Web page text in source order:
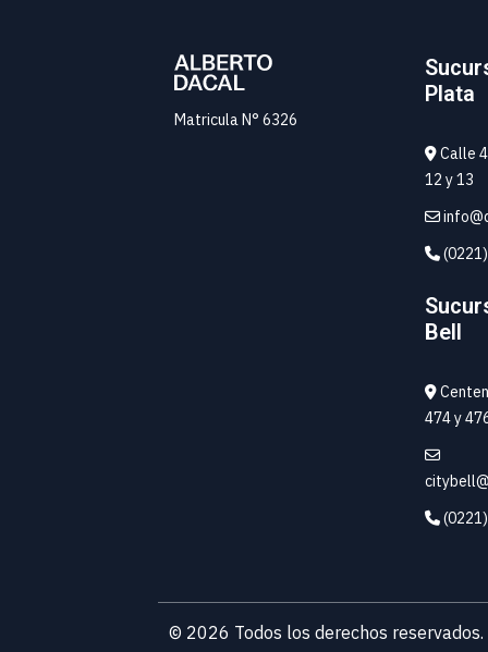
Matricula N° 6326
Plata
Calle
12 y 13
Bell
474 y
© 2026 Todos los derechos reservados.